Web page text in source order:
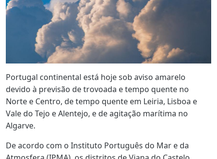
Portugal continental está hoje sob aviso amarelo
devido à previsão de trovoada e tempo quente no
Norte e Centro, de tempo quente em Leiria, Lisboa e
Vale do Tejo e Alentejo, e de agitação marítima no
Algarve.
De acordo com o Instituto Português do Mar e da